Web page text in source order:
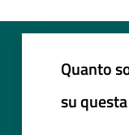
Quanto
su